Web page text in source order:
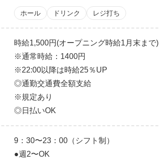
ホール ドリンク レジ打ち
時給1,500円(オープニング時給1月末まで)
※通常時給：1400円
※22:00以降は時給25％UP
◎通勤交通費全額支給
※規定あり
◎日払いOK
9：30〜23：00（シフト制）
●週2〜OK